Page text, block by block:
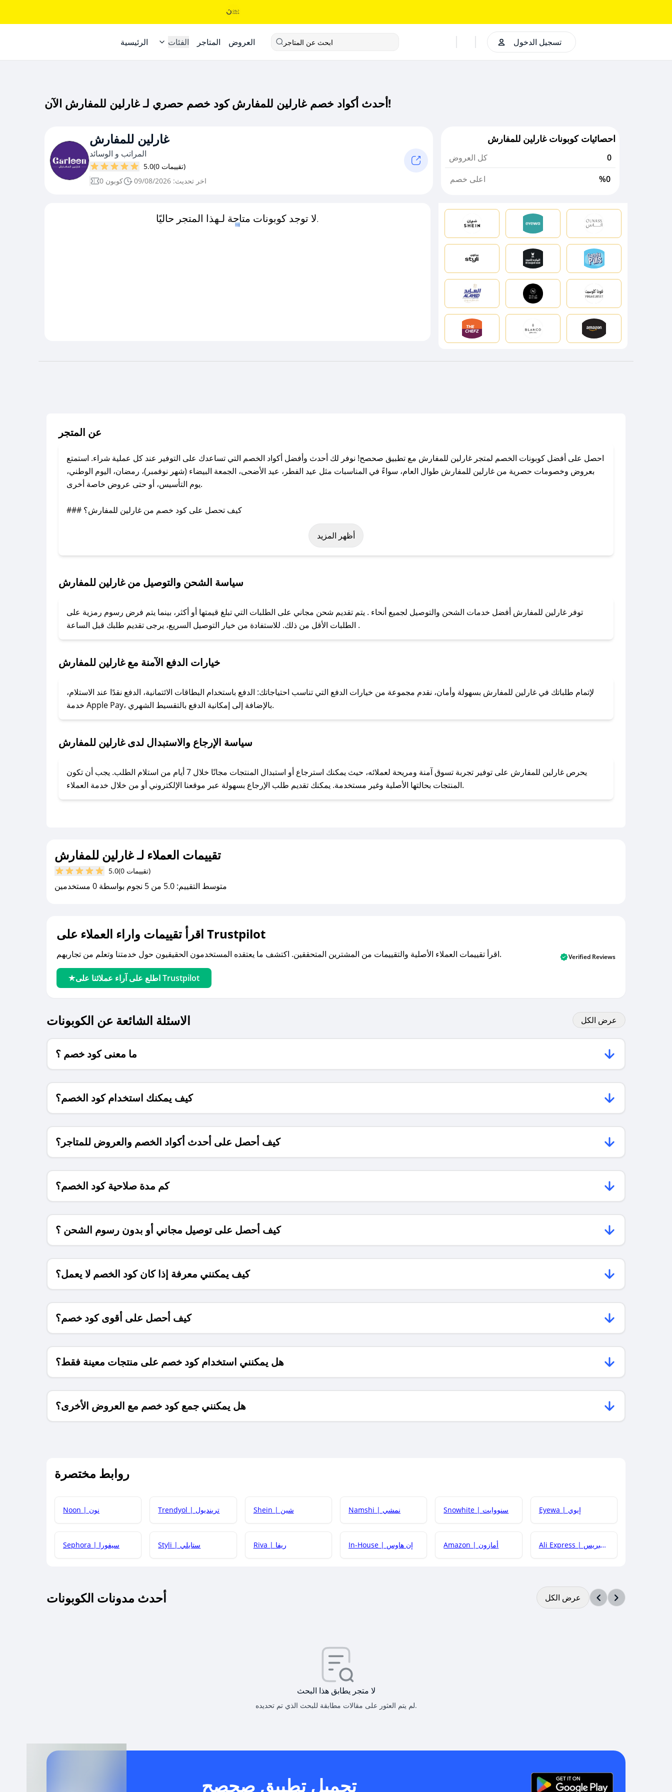
الرئيسية الفئات المتاجر العروض ابحث عن المتاجر تسجيل الدخول
أحدث أكواد خصم غارلين للمفارش كود خصم حصري لـ غارلين للمفارش الآن!
غارلين للمفارش
المراتب و الوسائد
5.0
(0 تقييمات)
0 كوبون
اخر تحديث: 09/08/2026
احصائيات كوبونات غارلين للمفارش
كل العروض
0
اعلى خصم
%0
لا توجد كوبونات متاحة لـهذا المتجر حاليًا.
عن المتجر
احصل على أفضل كوبونات الخصم لمتجر غارلين للمفارش مع تطبيق صحصح! نوفر لك أحدث وأفضل أكواد الخصم التي تساعدك على التوفير عند كل عملية شراء. استمتع
بعروض وخصومات حصرية من غارلين للمفارش طوال العام، سواءً في المناسبات مثل عيد الفطر، عيد الأضحى، الجمعة البيضاء (شهر نوفمبر)، رمضان، اليوم الوطني،
يوم التأسيس، أو حتى عروض خاصة أخرى.
### كيف تحصل على كود خصم من غارلين للمفارش؟
باستخدام تطبيق صحصح، يمكنك العثور بسهولة على كود خصم غارلين للمفارش. وفي حال عدم توفر الكوبون، تواصل معنا عبر تويتر أو البريد الإلكتروني لإضافته بسرعة.
لا تقلق! يمكنك التواصل مع فريق دعم صحصح عبر الرسائل الخاصة على تويتر أو البريد الإلكتروني، وسنقوم بحل المشكلة في أسرع وقت ممكن.
### ماذا أفعل إذا لم أجد كود خصم لمتجري المفضل؟
للحصول على كوبونات وخصومات حصرية، قم بما يلي:
- اضغط على أيقونة متابعة لمتجر غارلين للمفارش في تطبيق صحصح.
- تابع حسابنا الرسمي على تويتر وقم بتفعيل زر التنبيهات.
أظهر المزيد
سياسة الشحن والتوصيل من غارلين للمفارش
توفر غارلين للمفارش أفضل خدمات الشحن والتوصيل لجميع أنحاء . يتم تقديم شحن مجاني على الطلبات التي تبلغ قيمتها أو أكثر، بينما يتم فرض رسوم رمزية على
الطلبات الأقل من ذلك. للاستفادة من خيار التوصيل السريع، يرجى تقديم طلبك قبل الساعة .
خيارات الدفع الآمنة مع غارلين للمفارش
لإتمام طلباتك في غارلين للمفارش بسهولة وأمان، نقدم مجموعة من خيارات الدفع التي تناسب احتياجاتك: الدفع باستخدام البطاقات الائتمانية، الدفع نقدًا عند الاستلام،
خدمة Apple Pay، بالإضافة إلى إمكانية الدفع بالتقسيط الشهري.
سياسة الإرجاع والاستبدال لدى غارلين للمفارش
يحرص غارلين للمفارش على توفير تجربة تسوق آمنة ومريحة لعملائه، حيث يمكنك استرجاع أو استبدال المنتجات مجانًا خلال 7 أيام من استلام الطلب. يجب أن تكون
المنتجات بحالتها الأصلية وغير مستخدمة. يمكنك تقديم طلب الإرجاع بسهولة عبر موقعنا الإلكتروني أو من خلال خدمة العملاء.
تقييمات العملاء لـ غارلين للمفارش
5.0 (0 تقييمات)
متوسط التقييم: 5.0 من 5 نجوم بواسطة 0 مستخدمين
اقرأ تقييمات واراء العملاء على Trustpilot
اقرأ تقييمات العملاء الأصلية والتقييمات من المشترين المتحققين. اكتشف ما يعتقده المستخدمون الحقيقيون حول خدمتنا وتعلم من تجاربهم.
اطلع على آراء عملائنا على Trustpilot
Verified Reviews
الاسئلة الشائعة عن الكوبونات عرض الكل
ما معنى كود خصم ؟
كيف يمكنك استخدام كود الخصم؟
كيف أحصل على أحدث أكواد الخصم والعروض للمتاجر؟
كم مدة صلاحية كود الخصم؟
كيف أحصل على توصيل مجاني أو بدون رسوم الشحن ؟
كيف يمكنني معرفة إذا كان كود الخصم لا يعمل؟
كيف أحصل على أقوى كود خصم؟
هل يمكنني استخدام كود خصم على منتجات معينة فقط؟
هل يمكنني جمع كود خصم مع العروض الأخرى؟
روابط مختصرة
Noon | نون Trendyol | ترينديول Shein | شين Namshi | نمشي Snowhite | سنووايت Eyewa | إيوي
Sephora | سيفورا Styli | ستايلي Riva | ريفا In-House | إن هاوس Amazon | أمازون Ali Express | علي إكسبريس
أحدث مدونات الكوبونات عرض الكل
لا متجر يطابق هذا البحث
لم يتم العثور على مقالات مطابقة للبحث الذي تم تحديده.
تحميل تطبيق صحصح